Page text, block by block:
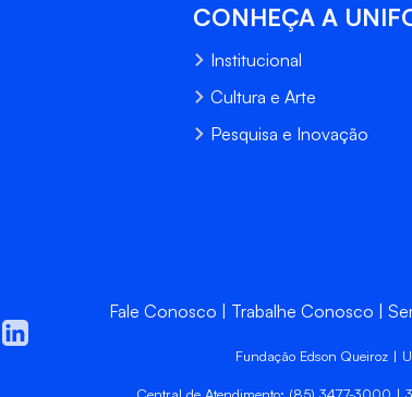
CONHEÇA A
Institucional
Cultura e Arte
Pesquisa e Inovação
Fale Conosco Trabalhe Conosco
Fundação Edson Queiroz |
Central de Atendimento: (85) 3477-3000